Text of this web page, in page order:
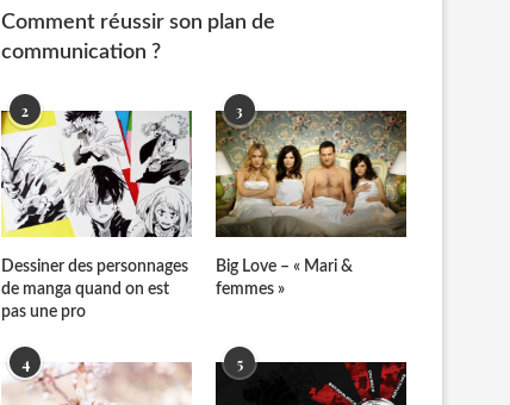
Comment réussir son plan de
communication ?
2
Dessiner des personnages
de manga quand on est
pas une pro
3
Big Love – « Mari &
femmes »
4 5